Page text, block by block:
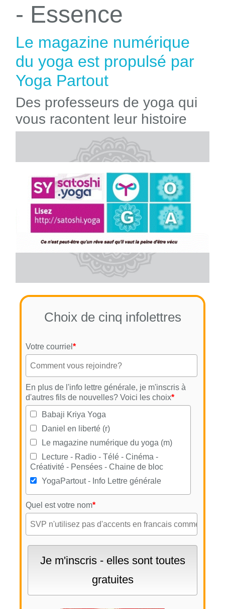
- Essence
Le magazine numérique
du yoga est propulsé par
Yoga Partout
Des professeurs de yoga qui
vous racontent leur histoire
Choix de cinq infolettres
Votre courriel *
En plus de l'info lettre générale, je m'inscris à
d'autres fils de nouvelles? Voici les choix*
Babaji Kriya Yoga
Daniel en liberté (r)
Le magazine numérique du yoga (m)
Lecture - Radio - Télé - Cinéma -
Créativité - Pensées - Chaine de bloc
YogaPartout - Info Lettre générale
Quel est votre nom*